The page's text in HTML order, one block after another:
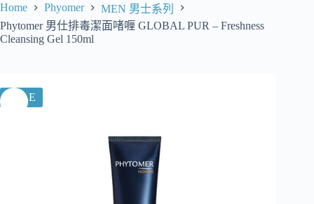
Home Phyomer
MEN 男士系列
Phytomer 男仕排毒潔面啫喱 GLOBAL PUR – Freshness
Cleansing Gel 150ml
SALE